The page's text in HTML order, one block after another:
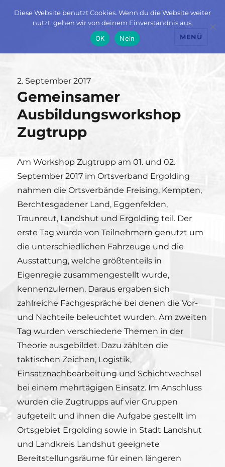
MENÜ
Veröffentlicht
am
2. September 2017
Gemeinsamer
Ausbildungsworkshop
Zugtrupp
Am Workshop Zugtrupp am 01. und 02.
September 2017 im Ortsverband Ergolding
nahmen die Ortsverbände Freising, Kempten,
Berchtesgadener Land, Eggenfelden,
Traunreut, Landshut und Ergolding teil. Der
erste Tag wurde von Teilnehmern genutzt um
die unterschiedlichen Fahrzeuge und die
Ausstattung, welche größtenteils in
Eigenregie zusammengestellt wurde,
kennenzulernen. Daraus ergaben sich
zahlreiche Fachgespräche bei denen die Vor-
und Nachteile beleuchtet wurden. Am zweiten
Tag wurden verschiedene Themen in der
Theorie ausgebildet. Dazu zählten die
taktischen Zeichen, Logistik,
Einsatznachbearbeitung und Schichtwechsel
bei einem mehrtägigen Einsatz. Im Anschluss
wurden die Zugtrupps auf vier Gruppen
aufgeteilt und ihnen die Aufgabe gestellt im
Ortsgebiet Ergolding sowie in Stadt Landshut
und Landkreis Landshut geeignete
Bereitstellungsräume für einen längeren
Diese Website benutzt Cookies. Wenn du die Website weiter
nutzt, gehen wir von deinem Einverständnis aus.
OK
Nein